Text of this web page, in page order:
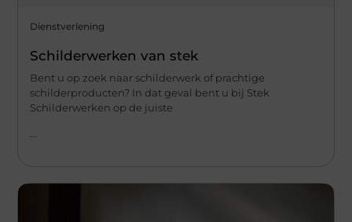
Dienstverlening
Schilderwerken van stek
Bent u op zoek naar schilderwerk of prachtige
schilderproducten? In dat geval bent u bij Stek
Schilderwerken op de juiste
...